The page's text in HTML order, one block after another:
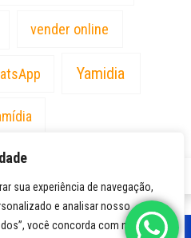
sua experiência de navegação,
e analisar nosso
você concorda com nosso
vender online
Yamidia